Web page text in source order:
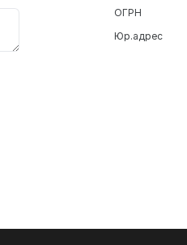
ОГРН
Юр.адрес